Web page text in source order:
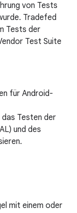
von Tests
Tradefed
Tests der
Test Suite
für Android-
Testen der
und des
mit einem oder